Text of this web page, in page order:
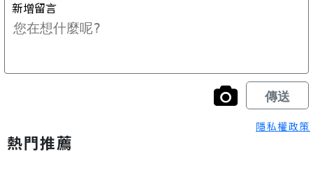
隱私權政策
熱門推薦